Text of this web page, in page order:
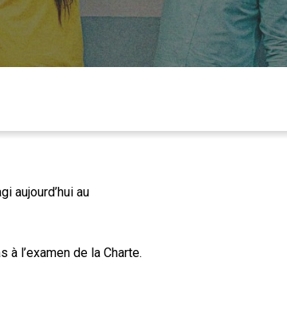
aujourd’hui au
l’examen de la Charte.